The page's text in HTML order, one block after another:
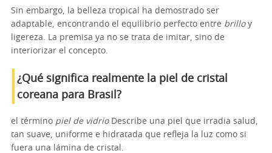
Sin embargo, la belleza tropical ha demostrado ser
adaptable, encontrando el equilibrio perfecto entre brilloy
ligereza. La premisa ya no se trata de imitar, sino de
interiorizar el concepto.
¿Qué significa realmente la piel de cristal
coreana para Brasil?
el término piel de vidrioDescribe una piel que irradia salud,
tan suave, uniforme e hidratada que refleja la luz como si
fuera una lámina de cristal.